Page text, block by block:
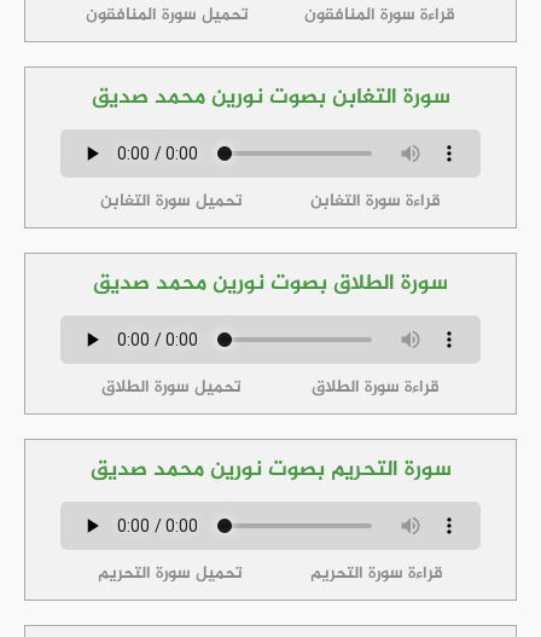
قراءة سورة المنافقون تحميل سورة المنافقون
سورة التغابن بصوت نورين محمد صديق
قراءة سورة التغابن تحميل سورة التغابن
سورة الطلاق بصوت نورين محمد صديق
قراءة سورة الطلاق تحميل سورة الطلاق
سورة التحريم بصوت نورين محمد صديق
قراءة سورة التحريم تحميل سورة التحريم